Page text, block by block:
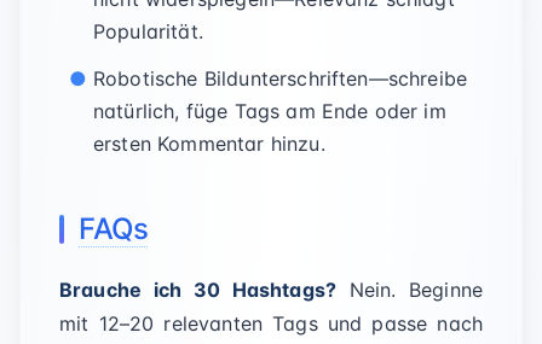
Popularität.
Robotische Bildunterschriften—schreibe
natürlich, füge Tags am Ende oder im
ersten Kommentar hinzu.
FAQs
Brauche ich 30 Hashtags?Nein. Beginne
mit 12–20 relevanten Tags und passe nach